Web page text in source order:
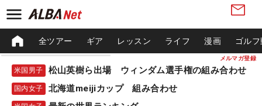
メルマガ登録
全ツアー ギア レッスン ライフ 漫画 ゴル
米国男子 松山英樹ら出場 ウィンダム選手権の組み合わせ
国内女子 北海道meijiカップ 組み合わせ